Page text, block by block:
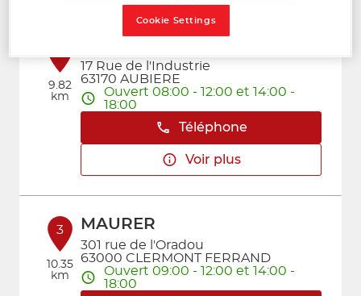
9.82
km
17 Rue de l'Industrie
63170 AUBIERE
Ouvert 08:00 - 12:00 et 14:00 -
18:00
Téléphone
Voir plus
3
10.35
km
MAURER
301 rue de l'Oradou
63000 CLERMONT FERRAND
Ouvert 09:00 - 12:00 et 14:00 -
18:00
Cookie Settings